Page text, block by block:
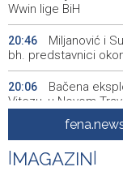
Wwin lige BiH
20:46
Miljanović i
bh. predstavnici
20:06
Bačena
Vitezu, u Novom
Galerija
predstavlja novi
MAGAZIN